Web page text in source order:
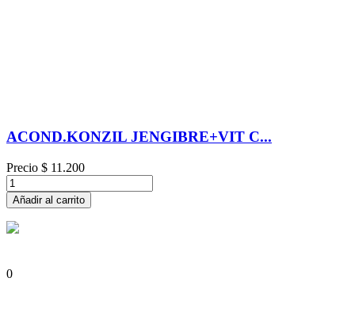
ACOND.KONZIL JENGIBRE+VIT C...
Precio $ 11.200
Añadir al carrito
0